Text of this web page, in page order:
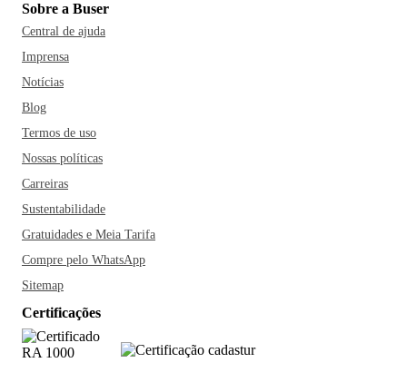
Sobre a Buser
Central de ajuda
Imprensa
Notícias
Blog
Termos de uso
Nossas políticas
Carreiras
Sustentabilidade
Gratuidades e Meia Tarifa
Compre pelo WhatsApp
Sitemap
Certificações